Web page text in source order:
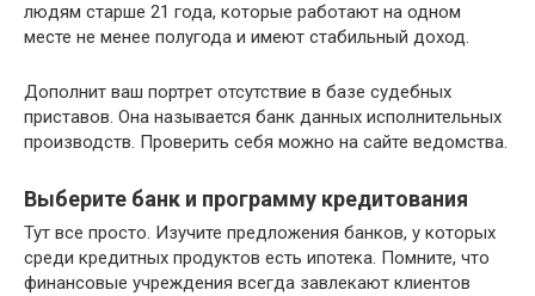
людям старше 21 года, которые работают на одном
месте не менее полугода и имеют стабильный доход.
Дополнит ваш портрет отсутствие в базе судебных
приставов. Она называется банк данных исполнительных
производств. Проверить себя можно на сайте ведомства.
Выберите банк и программу кредитования
Тут все просто. Изучите предложения банков, у которых
среди кредитных продуктов есть ипотека. Помните, что
финансовые учреждения всегда завлекают клиентов